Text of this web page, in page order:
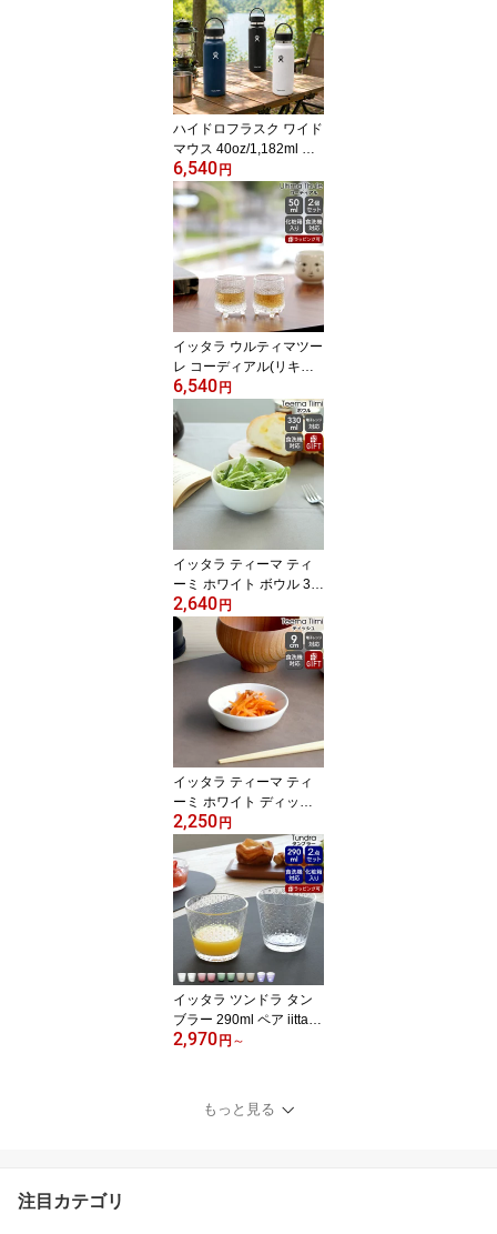
物】【iittala イッタラ】
【食器 カトラリー】【ギ
フト】
ハイドロフラスク ワイド
マウス 40oz/1,182ml Hy
dro Flask Wide Mouth
【水筒 携帯タンブラー
保温 保冷 ギフト 結婚祝
い プレゼント 贈り物】
【アウトドア】【ギフ
ト】
6,540円
イッタラ ウルティマツー
レ コーディアル(リキュ
ール)グラス 50ml 57mm
ペア 【セット ペアグラ
ス 北欧食器 ギフト 結婚
祝い プレゼント 贈り物
お中元 ギフトセット 食
器セット】【iittala イッ
タラ】【食器 カトラリ
ー】【ギフト】
6,540円
イッタラ ティーマ ティ
ーミ ホワイト ボウル 33
0ml iittala Teema Tiimi
【北欧食器 シリアルボウ
ル プレート 耐熱 電子レ
ンジ対応 ギフト 結婚祝
い プレゼント 贈り物 お
中元】【iittala イッタ
ラ】【食器 カトラリー】
【ギフト】
2,640円
イッタラ ティーマ ティ
ーミ ホワイト ディッシ
ュ 9cm iittala Teema
【耐熱 電子レンジ対応
お皿 プレート 小皿 プチ
トレイ ギフト 結婚祝い
プレゼント 贈り物 お中
元】【iittala イッタラ】
【食器 カトラリー】【ギ
フト】
2,250円
イッタラ ツンドラ タン
ブラー 290ml ペア iittala
Tundra 【グラス セット
トセット 食器セット】
【iittala イッタラ】【食
2,970円 ～
もっと見る
注目カテゴリ